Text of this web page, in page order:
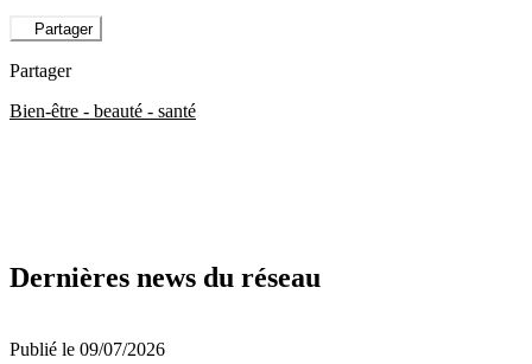
Partager
Partager
Bien-être - beauté - santé
Dernières news du réseau
Publié le 09/07/2026